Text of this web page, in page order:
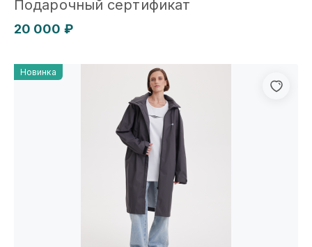
Подарочный сертификат
20 000 ₽
Новинка